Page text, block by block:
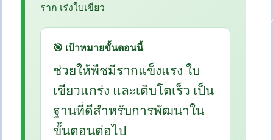
ราก เร่งใบเขียว
🎯 เป้าหมายขั้นตอนนี้
ช่วยให้พืชมีรากแข็งแรง ใบ
เขียวแกร่ง และเติบโตเร็ว เป็น
ฐานที่ดีสำหรับการพัฒนาใน
ขั้นตอนต่อไป